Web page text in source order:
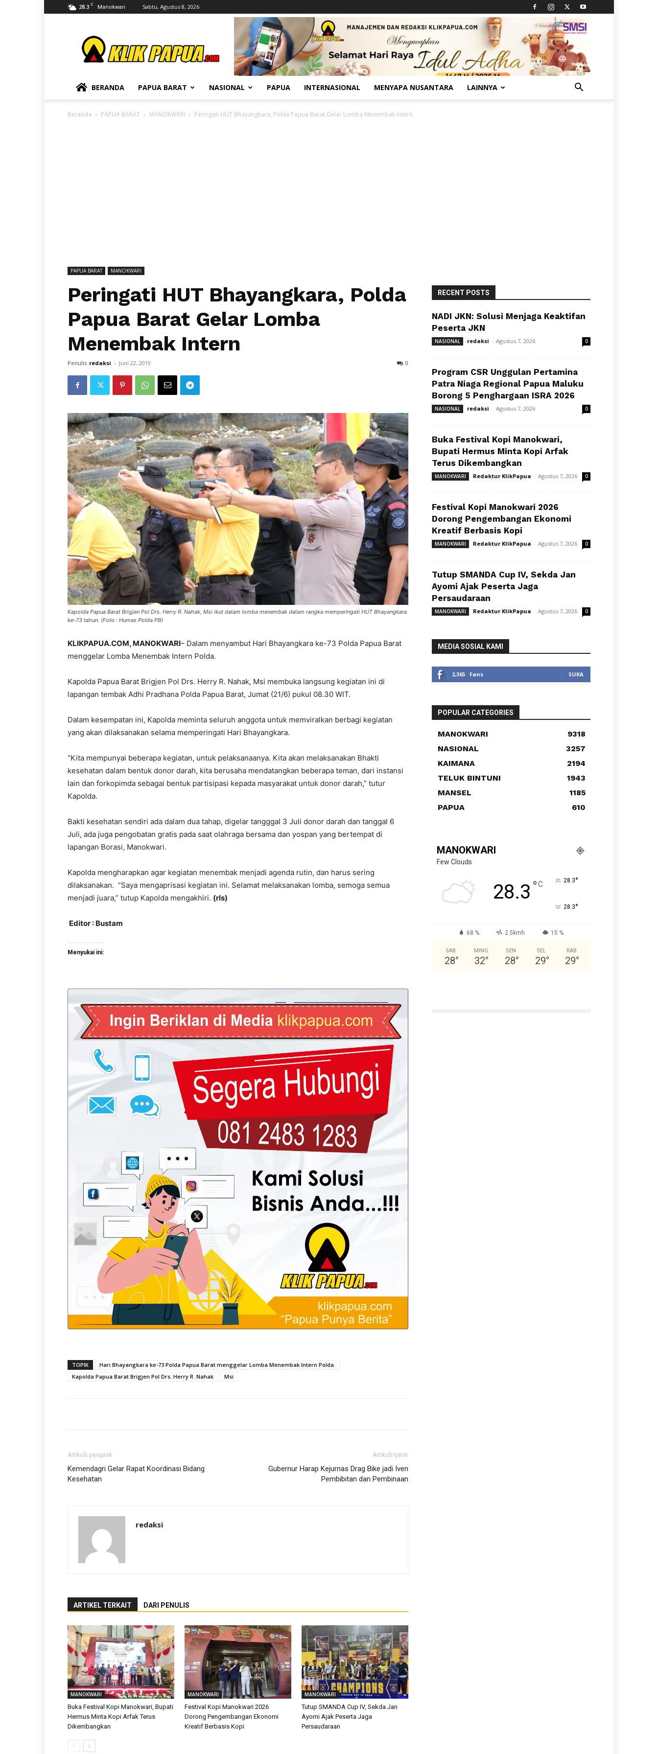
28.3 C Manokwari Sabtu, Agustus 8, 2026
BERANDA PAPUA BARAT NASIONAL PAPUA INTERNASIONAL MENYAPA NUSANTARA LAINNYA
Beranda PAPUA BARAT MANOKWARI Peringati HUT Bhayangkara, Polda Papua Barat Gelar Lomba Menembak Intern
PAPUA BARAT MANOKWARI
Peringati HUT Bhayangkara, Polda
Papua Barat Gelar Lomba
Menembak Intern
Penulis redaksi - Juni 22, 2019 0
Kapolda Papua Barat Brigjen Pol Drs. Herry R. Nahak, Msi ikut dalam lomba menembak dalam rangka memperingati HUT Bhayangkara
ke-73 tahun. (Foto : Humas Polda PB)
KLIKPAPUA.COM, MANOKWARI– Dalam menyambut Hari Bhayangkara ke-73 Polda Papua Barat
menggelar Lomba Menembak Intern Polda.
Kapolda Papua Barat Brigjen Pol Drs. Herry R. Nahak, Msi membuka langsung kegiatan ini di
lapangan tembak Adhi Pradhana Polda Papua Barat, Jumat (21/6) pukul 08.30 WIT.
Dalam kesempatan ini, Kapolda meminta seluruh anggota untuk memviralkan berbagi kegiatan
yang akan dilaksanakan selama memperingati Hari Bhayangkara.
“Kita mempunyai beberapa kegiatan, untuk pelaksanaanya. Kita akan melaksanakan Bhakti
kesehatan dalam bentuk donor darah, kita berusaha mendatangkan beberapa teman, dari instansi
lain dan forkopimda sebagai bentuk partisipasi kepada masyarakat untuk donor darah,” tutur
Kapolda.
Bakti kesehatan sendiri ada dalam dua tahap, digelar tangggal 3 Juli donor darah dan tanggal 6
Juli, ada juga pengobatan gratis pada saat olahraga bersama dan yospan yang bertempat di
lapangan Borasi, Manokwari.
Kapolda mengharapkan agar kegiatan menembak menjadi agenda rutin, dan harus sering
dilaksanakan. “Saya mengaprisasi kegiatan ini. Selamat melaksanakan lomba, semoga semua
menjadi juara,” tutup Kapolda mengakhiri. (rls)
Editor : Bustam
Menyukai ini:
TOPIK
Hari Bhayangkara ke-73 Polda Papua Barat menggelar Lomba Menembak Intern Polda.
Kapolda Papua Barat Brigjen Pol Drs. Herry R. Nahak
Msi
Artikulli paraprak
Kemendagri Gelar Rapat Koordinasi Bidang
Kesehatan
Artikulli tjetër
Gubernur Harap Kejurnas Drag Bike jadi Iven
Pembibitan dan Pembinaan
redaksi
ARTIKEL TERKAIT DARI PENULIS
MANOKWARI
Buka Festival Kopi Manokwari, Bupati
Hermus Minta Kopi Arfak Terus
Dikembangkan
MANOKWARI
Festival Kopi Manokwari 2026
Dorong Pengembangan Ekonomi
Kreatif Berbasis Kopi
MANOKWARI
Tutup SMANDA Cup IV, Sekda Jan
Ayomi Ajak Peserta Jaga
Persaudaraan
RECENT POSTS
NADI JKN: Solusi Menjaga Keaktifan
Peserta JKN
NASIONAL redaksi - Agustus 7, 2026 0
Program CSR Unggulan Pertamina
Patra Niaga Regional Papua Maluku
Borong 5 Penghargaan ISRA 2026
NASIONAL redaksi - Agustus 7, 2026 0
Buka Festival Kopi Manokwari,
Bupati Hermus Minta Kopi Arfak
Terus Dikembangkan
MANOKWARI Redaktur KlikPapua - Agustus 7, 2026 0
Festival Kopi Manokwari 2026
Dorong Pengembangan Ekonomi
Kreatif Berbasis Kopi
MANOKWARI Redaktur KlikPapua - Agustus 7, 2026 0
Tutup SMANDA Cup IV, Sekda Jan
Ayomi Ajak Peserta Jaga
Persaudaraan
MANOKWARI Redaktur KlikPapua - Agustus 7, 2026 0
MEDIA SOSIAL KAMI
2,365 Fans SUKA
POPULAR CATEGORIES
MANOKWARI
9318
NASIONAL
3257
KAIMANA
2194
TELUK BINTUNI
1943
MANSEL
1185
PAPUA
610
MANOKWARI
Few Clouds
28.3 °C 28.3°
28.3°
68 % 2.5kmh 15 %
SAB
28°
MING
32°
SEN
28°
SEL
29°
RAB
29°